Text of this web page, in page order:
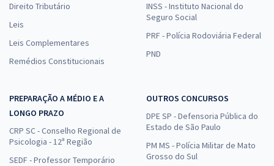
Direito Tributário
Leis
Leis Complementares
Remédios Constitucionais
INSS - Instituto Nacional do
Seguro Social
PRF - Polícia Rodoviária Federal
PND
PREPARAÇÃO A MÉDIO E A
LONGO PRAZO
CRP SC - Conselho Regional de
Psicologia - 12ª Região
SEDF - Professor Temporário
OUTROS CONCURSOS
DPE SP - Defensoria Pública do
Estado de São Paulo
PM MS - Polícia Militar de Mato
Grosso do Sul